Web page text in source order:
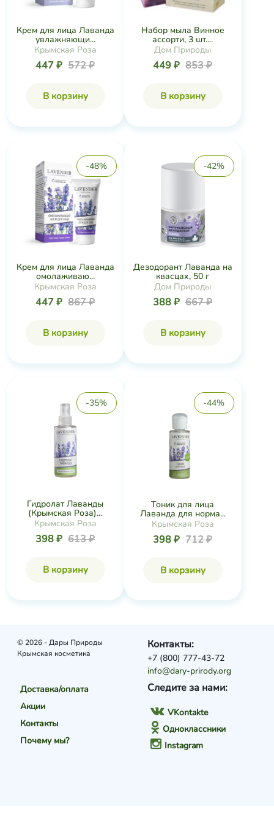
Крем для лица Лаванда
увлажняющи...
Крымская Роза
447 ₽ 572 ₽
В корзину
Набор мыла Винное
ассорти, 3 шт....
Дом Природы
449 ₽ 853 ₽
В корзину
-48%
Крем для лица Лаванда
омолаживаю...
Крымская Роза
447 ₽ 867 ₽
В корзину
-42%
Дезодорант Лаванда на
квасцах, 50 г
Дом Природы
388 ₽ 667 ₽
В корзину
-35%
Гидролат Лаванды
(Крымская Роза)...
Крымская Роза
398 ₽ 613 ₽
В корзину
-44%
Тоник для лица
Лаванда для норма...
Крымская Роза
398 ₽ 712 ₽
В корзину
© 2026 - Дары Природы
Крымская косметика
Доставка/оплата
Акции
Контакты
Почему мы?
Следите за нами:
VKontakte
Одноклассники
Instagram
Контакты:
+7 (800) 777-43-72
info@dary-prirody.org